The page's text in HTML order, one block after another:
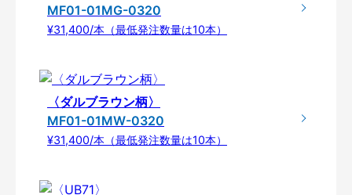
MF01-01MG-0320
¥31,400/本（最低発注数量は10本）
〈ダルブラウン柄〉
MF01-01MW-0320
¥31,400/本（最低発注数量は10本）